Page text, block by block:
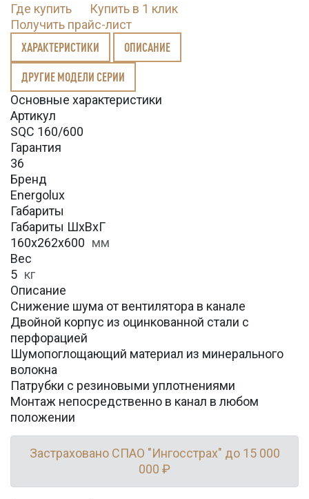
Где купить
Купить в 1 клик
Получить прайс-лист
ХАРАКТЕРИСТИКИ ОПИСАНИЕ
ДРУГИЕ МОДЕЛИ СЕРИИ
Основные характеристики
Артикул
SQC 160/600
Гарантия
36
Бренд
Energolux
Габариты
Габариты ШхВхГ
160x262x600 мм
Вес
5 кг
Описание
Снижение шума от вентилятора в канале
Двойной корпус из оцинкованной стали с
перфорацией
Шумопоглощающий материал из минерального
волокна
Патрубки с резиновыми уплотнениями
Монтаж непосредственно в канал в любом
положении
Застраховано СПАО "Ингосстрах" до 15 000
000 ₽